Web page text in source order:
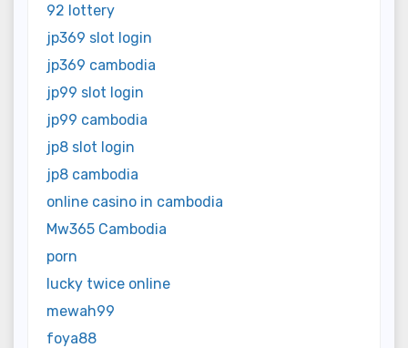
92 lottery
jp369 slot login
jp369 cambodia
jp99 slot login
jp99 cambodia
jp8 slot login
jp8 cambodia
online casino in cambodia
Mw365 Cambodia
porn
lucky twice online
mewah99
foya88